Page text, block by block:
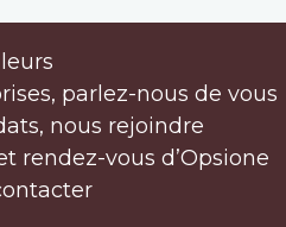
parlez-nous de vous
nous rejoindre
rendez-vous d’Opsione